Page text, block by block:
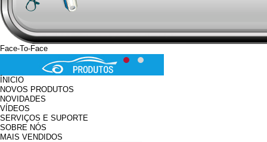
Face-To-Face
ÍNICIO
NOVOS PRODUTOS
NOVIDADES
VÍDEOS
SERVIÇOS E SUPORTE
SOBRE NÓS
MAIS VENDIDOS